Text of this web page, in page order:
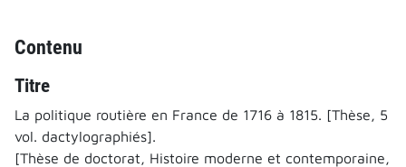
Contenu
Titre
La politique routière en France de 1716 à 1815. [Thèse, 5
vol. dactylographiés].
[Thèse de doctorat, Histoire moderne et contemporaine,